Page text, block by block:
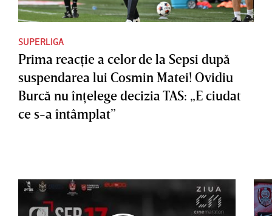
SUPERLIGA
Prima reacţie a celor de la Sepsi după
suspendarea lui Cosmin Matei! Ovidiu
Burcă nu înţelege decizia TAS: „E ciudat
ce s-a întâmplat”